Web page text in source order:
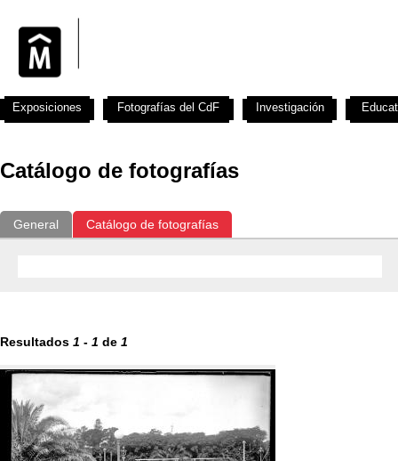
Catálogo de fotografías
General Catálogo de fotografías
Resultados 1 - 1 de 1
Exposiciones Fotografías del CdF Investigación